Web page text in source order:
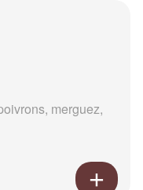
merguez,